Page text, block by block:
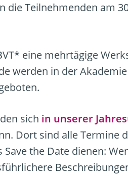
die Teilnehmenden am
eine mehrtägige
werden in der
sich in unserer
Dort sind alle Termine
the Date dienen: